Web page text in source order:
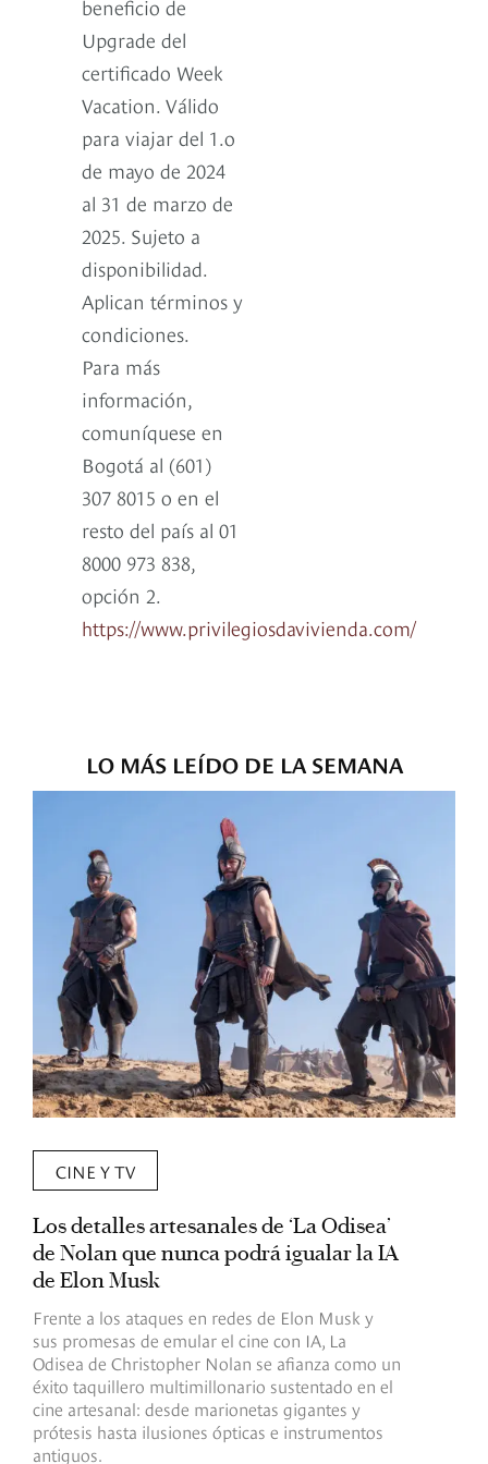
beneficio de
Upgrade del
certificado Week
Vacation. Válido
para viajar del 1.o
de mayo de 2024
al 31 de marzo de
2025. Sujeto a
disponibilidad.
Aplican términos y
condiciones.
Para más
información,
comuníquese en
Bogotá al (601)
307 8015 o en el
resto del país al 01
8000 973 838,
opción 2.
https://www.privilegiosdavivienda.com/
LO MÁS LEÍDO DE LA SEMANA
CINE Y TV
Los detalles artesanales de ‘La Odisea’
de Nolan que nunca podrá igualar la IA
de Elon Musk
Frente a los ataques en redes de Elon Musk y
sus promesas de emular el cine con IA, La
Odisea de Christopher Nolan se afianza como un
éxito taquillero multimillonario sustentado en el
cine artesanal: desde marionetas gigantes y
prótesis hasta ilusiones ópticas e instrumentos
antiguos.